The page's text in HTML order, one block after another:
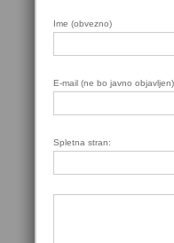
Ime (obvezno)
E-mail (ne bo javno
Spletna stran: